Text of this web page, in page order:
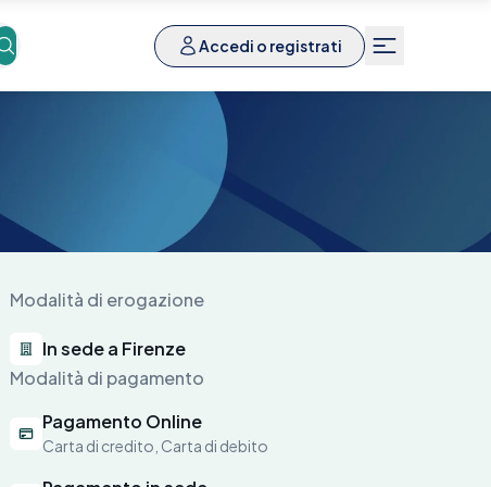
Accedi o registrati
Modalità di erogazione
In sede a Firenze
Modalità di pagamento
Pagamento Online
Carta di credito, Carta di debito